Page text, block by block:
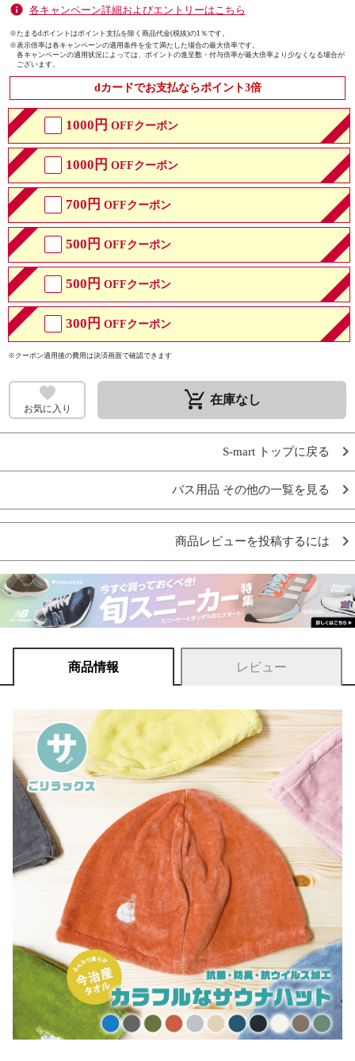
各キャンペーン詳細およびエントリーはこちら
※たまるdポイントはポイント支払を除く商品代金(税抜)の1％です。
※表示倍率は各キャンペーンの適用条件を全て満たした場合の最大倍率です。
各キャンペーンの適用状況によっては、ポイントの進呈数・付与倍率が最大倍率より少なくなる場合が
ございます。
dカードでお支払ならポイント3倍
1000円 OFFクーポン
1000円 OFFクーポン
700円 OFFクーポン
500円 OFFクーポン
500円 OFFクーポン
300円 OFFクーポン
※クーポン適用後の費用は決済画面で確認できます
お気に入り remove_shopping_cart 在庫なし
S-mart トップに戻る
バス用品 その他の一覧を見る
商品レビューを投稿するには
商品情報 レビュー